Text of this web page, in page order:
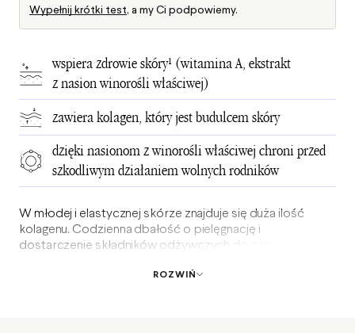
Wypełnij krótki test, a my Ci podpowiemy.
wspiera zdrowie skóry¹ (witamina A, ekstrakt
z nasion winorośli właściwej)
zawiera kolagen, który jest budulcem skóry
dzięki nasionom z winorośli właściwej chroni przed
szkodliwym działaniem wolnych rodników
W młodej i elastycznej skórze znajduje się duża ilość
kolagenu. Codzienna dbałość o pielęgnację i
dostarczenie składników odżywczych do organizmu
➡️ Regularne stosowanie GlowMe wspiera zdrowy wygląd
ROZWIŃ